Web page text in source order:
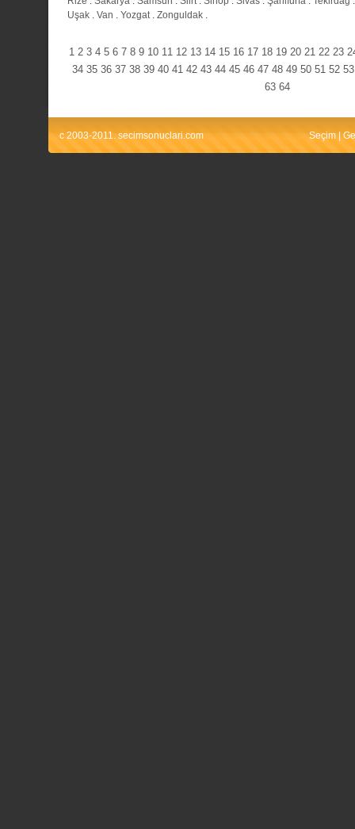
Uşak . Van . Yozgat. Zonguldak .
1 2 3 4 5 6 7 8 9 10 11 12 13 14 15 16 17 18 19 20 21 22 23
34 35 36 37 38 39 40 41 42 43 44 45 46 47 48 49 50 51 52 53
63 64
c 2003-2011. secimsonuclari.com Seçim |